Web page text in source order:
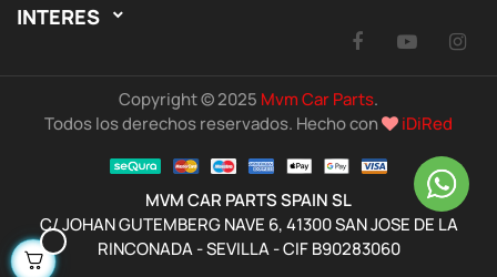
INTERES 
Facebook
Copyright © 2025 Mvm Car Parts.
Todos los derechos reservados. Hecho con
iDiRed
MVM CAR PARTS SPAIN SL
C/ JOHAN GUTEMBERG NAVE 6, 41300 SAN JOSE DE LA
RINCONADA - SEVILLA - CIF B90283060